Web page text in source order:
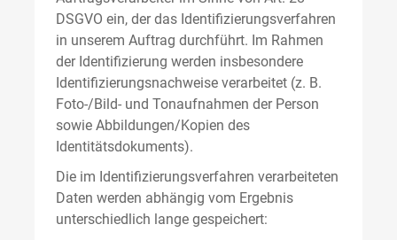
DSGVO ein, der das Identifizierungsverfahren
in unserem Auftrag durchführt. Im Rahmen
der Identifizierung werden insbesondere
Identifizierungsnachweise verarbeitet (z. B.
Foto-/Bild- und Tonaufnahmen der Person
sowie Abbildungen/Kopien des
Identitätsdokuments).
Die im Identifizierungsverfahren verarbeiteten
Daten werden abhängig vom Ergebnis
unterschiedlich lange gespeichert: